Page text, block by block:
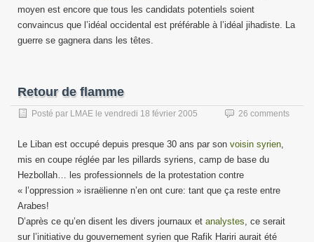
moyen est encore que tous les candidats potentiels soient
convaincus que l’idéal occidental est préférable à l’idéal jihadiste. La
guerre se gagnera dans les têtes.
Retour de flamme
Posté par LMAE le vendredi 18 février 2005 26 comments
Le Liban est occupé depuis presque 30 ans par son voisin syrien
mis en coupe réglée par les pillards syriens, camp de base du
Hezbollah… les professionnels de la protestation contre
« l’oppression » israëlienne n’en ont cure: tant que ça reste entre
Arabes!
D’après ce qu’en disent les divers journaux et analystes , ce serait
sur l’initiative du gouvernement syrien que Rafik Hariri aurait été